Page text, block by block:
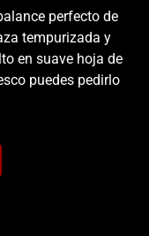
perfecto de
tempurizada y
en suave hoja de
puedes pedirlo